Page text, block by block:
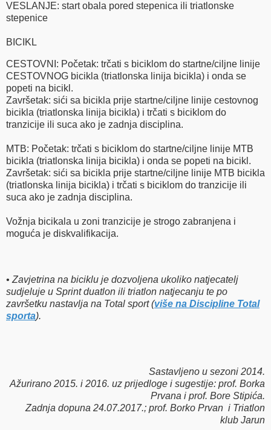
VESLANJE: start obala pored stepenica ili triatlonske
stepenice
BICIKL
CESTOVNI: Početak: trčati s biciklom do startne/ciljne linije
CESTOVNOG bicikla (triatlonska linija bicikla) i onda se
popeti na bicikl.
Završetak: sići sa bicikla prije startne/ciljne linije cestovnog
bicikla (triatlonska linija bicikla) i trčati s biciklom do
tranzicije ili suca ako je zadnja disciplina.
MTB: Početak: trčati s biciklom do startne/ciljne linije MTB
bicikla (triatlonska linija bicikla) i onda se popeti na bicikl.
Završetak: sići sa bicikla prije startne/ciljne linije MTB bicikla
(triatlonska linija bicikla) i trčati s biciklom do tranzicije ili
suca ako je zadnja disciplina.
Vožnja bicikala u zoni tranzicije je strogo zabranjena i
moguća je diskvalifikacija.
• Zavjetrina na biciklu je dozvoljena ukoliko natjecatelj
sudjeluje u Sprint duatlon ili triatlon natjecanju te po
završetku nastavlja na Total sport (više na Discipline Total
sporta).
Sastavljeno u sezoni 2014.
Ažurirano 2015. i 2016. uz prijedloge i sugestije: prof. Borka
Prvana i prof. Bore Stipića.
Zadnja dopuna 24.07.2017.; prof. Borko Prvan i Triatlon
klub Jarun